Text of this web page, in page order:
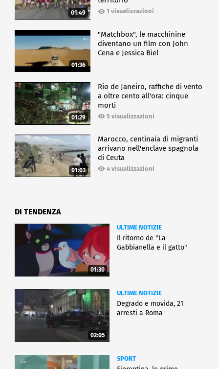
01:49 1 visualizzazioni
01:36
"Matchbox", le macchinine
diventano un film con John
Cena e Jessica Biel
01:29
Rio de Janeiro, raffiche di vento
a oltre cento all'ora: cinque
morti
5 visualizzazioni
01:03
Marocco, centinaia di migranti
arrivano nell'enclave spagnola
di Ceuta
4 visualizzazioni
DI TENDENZA
01:30
ULTIME NOTIZIE
Il ritorno de "La
Gabbianella e il gatto"
02:05
ULTIME NOTIZIE
Degrado e movida, 21
arresti a Roma
SPORT